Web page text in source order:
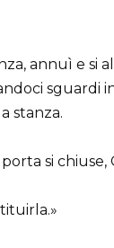
annuì e si
sguardi
stanza.
si chiuse,